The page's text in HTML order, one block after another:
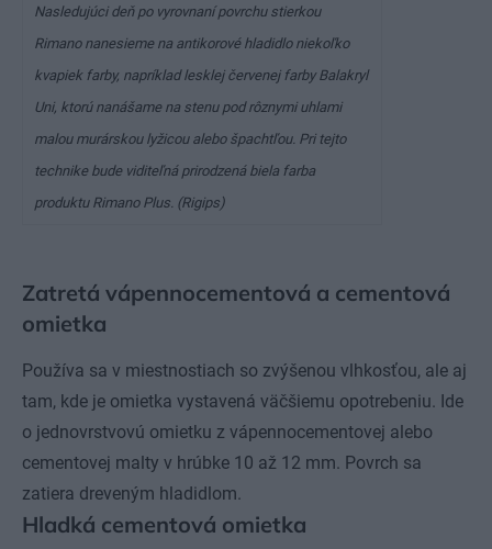
Nasledujúci deň po vyrovnaní povrchu stierkou
Rimano nanesieme na antikorové hladidlo niekoľko
kvapiek farby, napríklad lesklej červenej farby Balakryl
Uni, ktorú nanášame na stenu pod rôznymi uhlami
malou murárskou lyžicou alebo špachtľou. Pri tejto
technike bude viditeľná prirodzená biela farba
produktu Rimano Plus. (Rigips)
Zatretá vápennocementová a cementová
omietka
Používa sa v miestnostiach so zvýšenou vlhkosťou, ale aj
tam, kde je omietka vystavená väčšiemu opotrebeniu. Ide
o jednovrstvovú omietku z vápennocementovej alebo
cementovej malty v hrúbke 10 až 12 mm. Povrch sa
zatiera dreveným hladidlom.
Hladká cementová omietka